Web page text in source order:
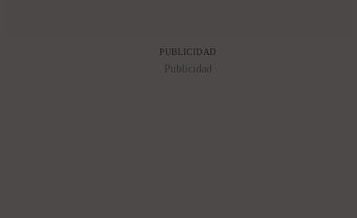
PUBLICIDAD
Publicidad